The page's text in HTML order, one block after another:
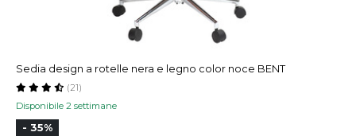
Sedia design a rotelle nera e legno color noce BENT
Disponibile 2 settimane
(21)
- 35%